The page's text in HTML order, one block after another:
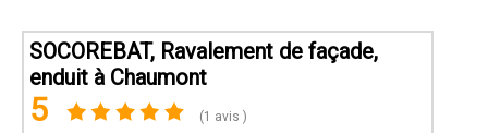
SOCOREBAT, Ravalement de façade,
enduit à Chaumont
5 (1 avis )